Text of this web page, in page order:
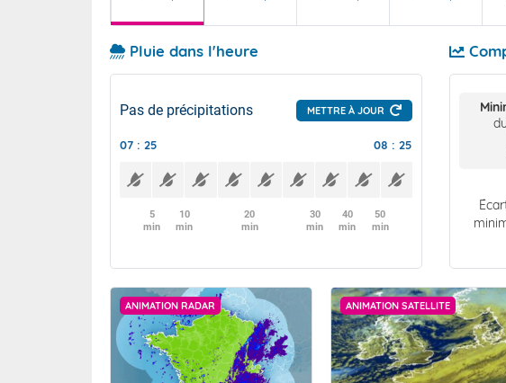
Pluie dans l'heure
Pas de précipitations METTRE À JOUR
07 : 25 08 : 25
5
min
10
min
20
min
30
min
40
min
50
min
ANIMATION RADAR ANIMATION SATELLITE